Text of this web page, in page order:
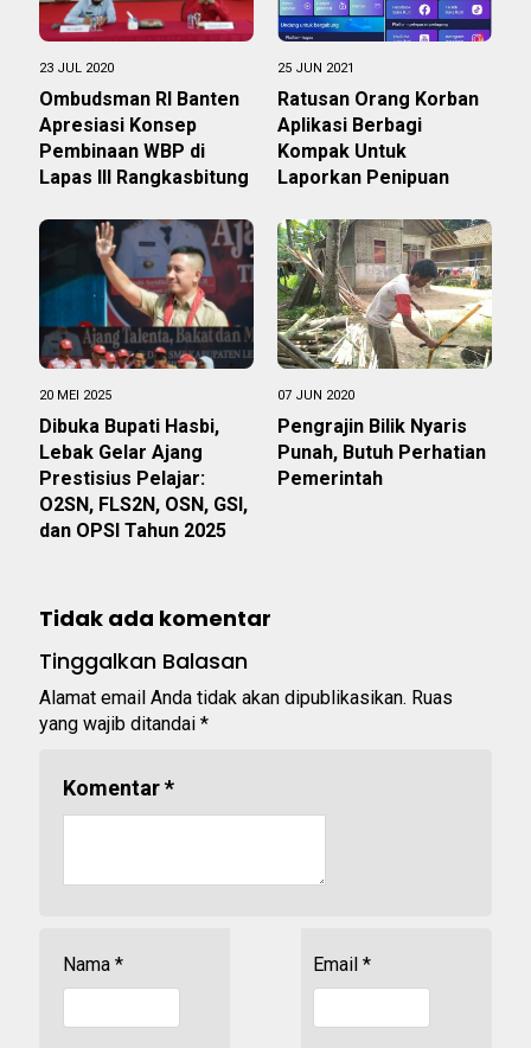
23 JUL 2020
Ombudsman RI Banten
Apresiasi Konsep
Pembinaan WBP di
Lapas III Rangkasbitung
25 JUN 2021
Ratusan Orang Korban
Aplikasi Berbagi
Kompak Untuk
Laporkan Penipuan
20 MEI 2025
Dibuka Bupati Hasbi,
Lebak Gelar Ajang
Prestisius Pelajar:
O2SN, FLS2N, OSN, GSI,
dan OPSI Tahun 2025
07 JUN 2020
Pengrajin Bilik Nyaris
Punah, Butuh Perhatian
Pemerintah
Tidak ada komentar
Tinggalkan Balasan
Alamat email Anda tidak akan dipublikasikan. Ruas
yang wajib ditandai *
Komentar*
Nama * Email *